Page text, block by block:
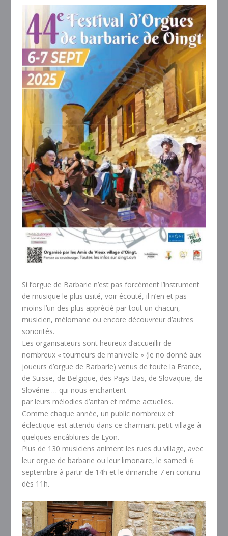
Si l’orgue de Barbarie n’est pas forcément l’instrument
de musique le plus usité, voir écouté, il n’en et pas
moins l’un des plus apprécié par tout un chacun,
musicien, mélomane ou encore découvreur d’autres
sonorités.
Les organisateurs sont heureux d’accueillir de
nombreux « tourneurs de manivelle » (le no donné aux
joueurs d’orgue de Barbarie) venus de toute la France,
de Suisse, de Belgique, des Pays-Bas, de Slovaquie, de
Slovénie … qui nous enchantent
par leurs mélodies d’antan et même actuelles.
Comme chaque année, un public nombreux et
éclectique est attendu dans ce charmant petit village à
quelques encâblures de Lyon.
Plus de 130 musiciens animent les rues du village, avec
leur orgue de barbarie ou leur limonaire, le samedi 6
septembre à partir de 14h et le dimanche 7 en continu
dès 11h.